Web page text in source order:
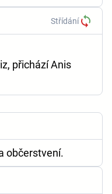
Střídání
přichází Anis
občerstvení.